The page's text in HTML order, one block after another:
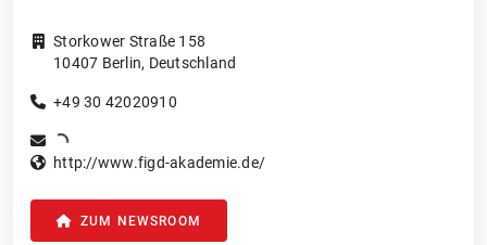
Storkower Straße 158
10407 Berlin, Deutschland
+49 30 42020910
http://www.figd-akademie.de/
ZUM NEWSROOM